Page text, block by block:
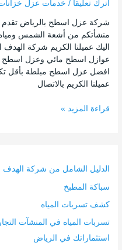
اترك تعليقاً / خدمات عزل
شركة عزل اسطح بالرياض
منشأتكم من أشعة الشمس ومياه
اليك عميلنا الكريم شركة الهدف
عوازل اسطح مائي وعزل اسطح
افضل عزل اسطح مبلطة بأقل
عميلنا الكريم بالاتصال
قراءة المزيد »
الدليل الشامل من شركة الهدف
سباكة المطبخ
كشف تسربات المياه
تسربات المياه في المنشآت
استثماراتك في الرياض